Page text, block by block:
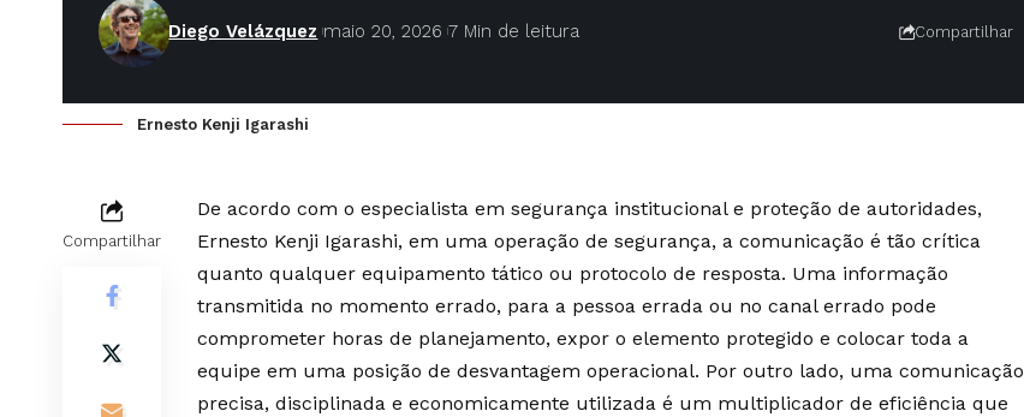
Diego Velázquez maio 20, 2026 7 Min de leitura Compartilhar
Ernesto Kenji Igarashi
Compartilhar
De acordo com o especialista em segurança institucional e proteção de autoridades,
Ernesto Kenji Igarashi, em uma operação de segurança, a comunicação é tão crítica
quanto qualquer equipamento tático ou protocolo de resposta. Uma informação
transmitida no momento errado, para a pessoa errada ou no canal errado pode
comprometer horas de planejamento, expor o elemento protegido e colocar toda a
equipe em uma posição de desvantagem operacional. Por outro lado, uma comunicação
precisa, disciplinada e economicamente utilizada é um multiplicador de eficiência que